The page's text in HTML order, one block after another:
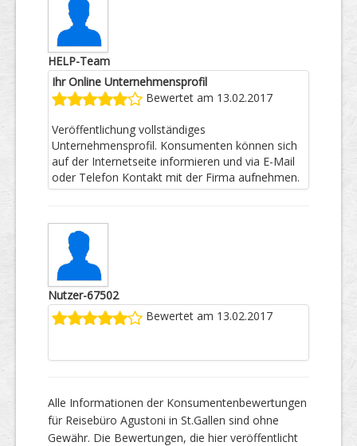
HELP-Team
Ihr Online Unternehmensprofil
Bewertet am 13.02.2017
Veröffentlichung vollständiges
Unternehmensprofil. Konsumenten können sich
auf der Internetseite informieren und via E-Mail
oder Telefon Kontakt mit der Firma aufnehmen.
Nutzer-67502
Bewertet am 13.02.2017
Alle Informationen der Konsumentenbewertungen
für Reisebüro Agustoni in St.Gallen sind ohne
Gewähr. Die Bewertungen, die hier veröffentlicht